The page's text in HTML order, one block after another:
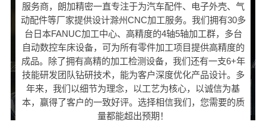
服务商，朗加精密一直专注于为汽车配件、电子外壳、气
动配件等厂家提供设计滁州CNC加工服务。我们拥有30多
台日本FANUC加工中心、高精度的4轴5轴加工群，多台
自动数控车床设备，可为所有零件加工项目提供高精度的
成品。除了拥有高精的加工检测设备，我们还有一支6+年
技能研发团队钻研技术，能为客户深度优化产品设计。多
年来，我们以细节为理念，以工艺为核心，以诚信为基
本，赢得了客户的一致好评。选择相信我们，您需要的质
量都能超出预期！